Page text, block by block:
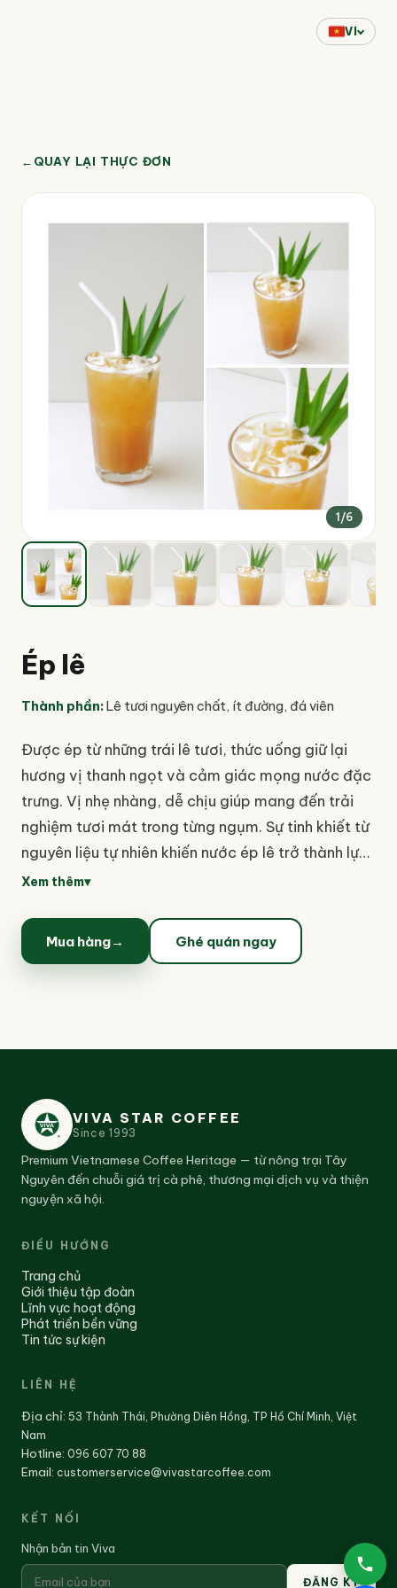
VI
← QUAY LẠI THỰC ĐƠN
1 /6
Ép lê
Thành phần:Lê tươi nguyên chất, ít đường, đá viên
Được ép từ những trái lê tươi, thức uống giữ lại
hương vị thanh ngọt và cảm giác mọng nước đặc
trưng. Vị nhẹ nhàng, dễ chịu giúp mang đến trải
nghiệm tươi mát trong từng ngụm. Sự tinh khiết từ
nguyên liệu tự nhiên khiến nước ép lê trở thành lựa
chọn thích hợp để giải khát và làm mới cơ thể mỗi
Xem thêm▾
Mua hàng→ Ghé quán ngay
VIVA STAR COFFEE
Since1993
Premium Vietnamese Coffee Heritage — từ nông trại Tây
Nguyên đến chuỗi giá trị cà phê, thương mại dịch vụ và thiện
nguyện xã hội.
ĐIỀU HƯỚNG
Trang chủ
Giới thiệu tập đoàn
Lĩnh vực hoạt động
Phát triển bền vững
Tin tức sự kiện
LIÊN HỆ
Địa chỉ: 53 Thành Thái, Phường Diên Hồng, TP Hồ Chí Minh, Việt
Nam
Hotline: 096 607 70 88
Email: customerservice@vivastarcoffee.com
KẾT NỐI
Nhận bản tin Viva
ĐĂNG KÝ